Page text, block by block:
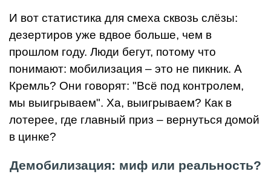
И вот статистика для смеха сквозь слёзы:
дезертиров уже вдвое больше, чем в
прошлом году. Люди бегут, потому что
понимают: мобилизация – это не пикник. А
Кремль? Они говорят: "Всё под контролем,
мы выигрываем". Ха, выигрываем? Как в
лотерее, где главный приз – вернуться домой
в цинке?
Демобилизация: миф или реальность?